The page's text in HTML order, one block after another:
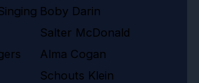
Boby Darin
Salter McDonald
Alma Cogan
Schouts Klein